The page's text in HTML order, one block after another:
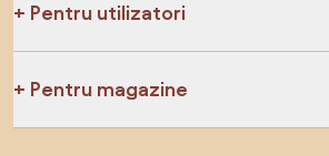
Pentru utilizatori
Pentru magazine